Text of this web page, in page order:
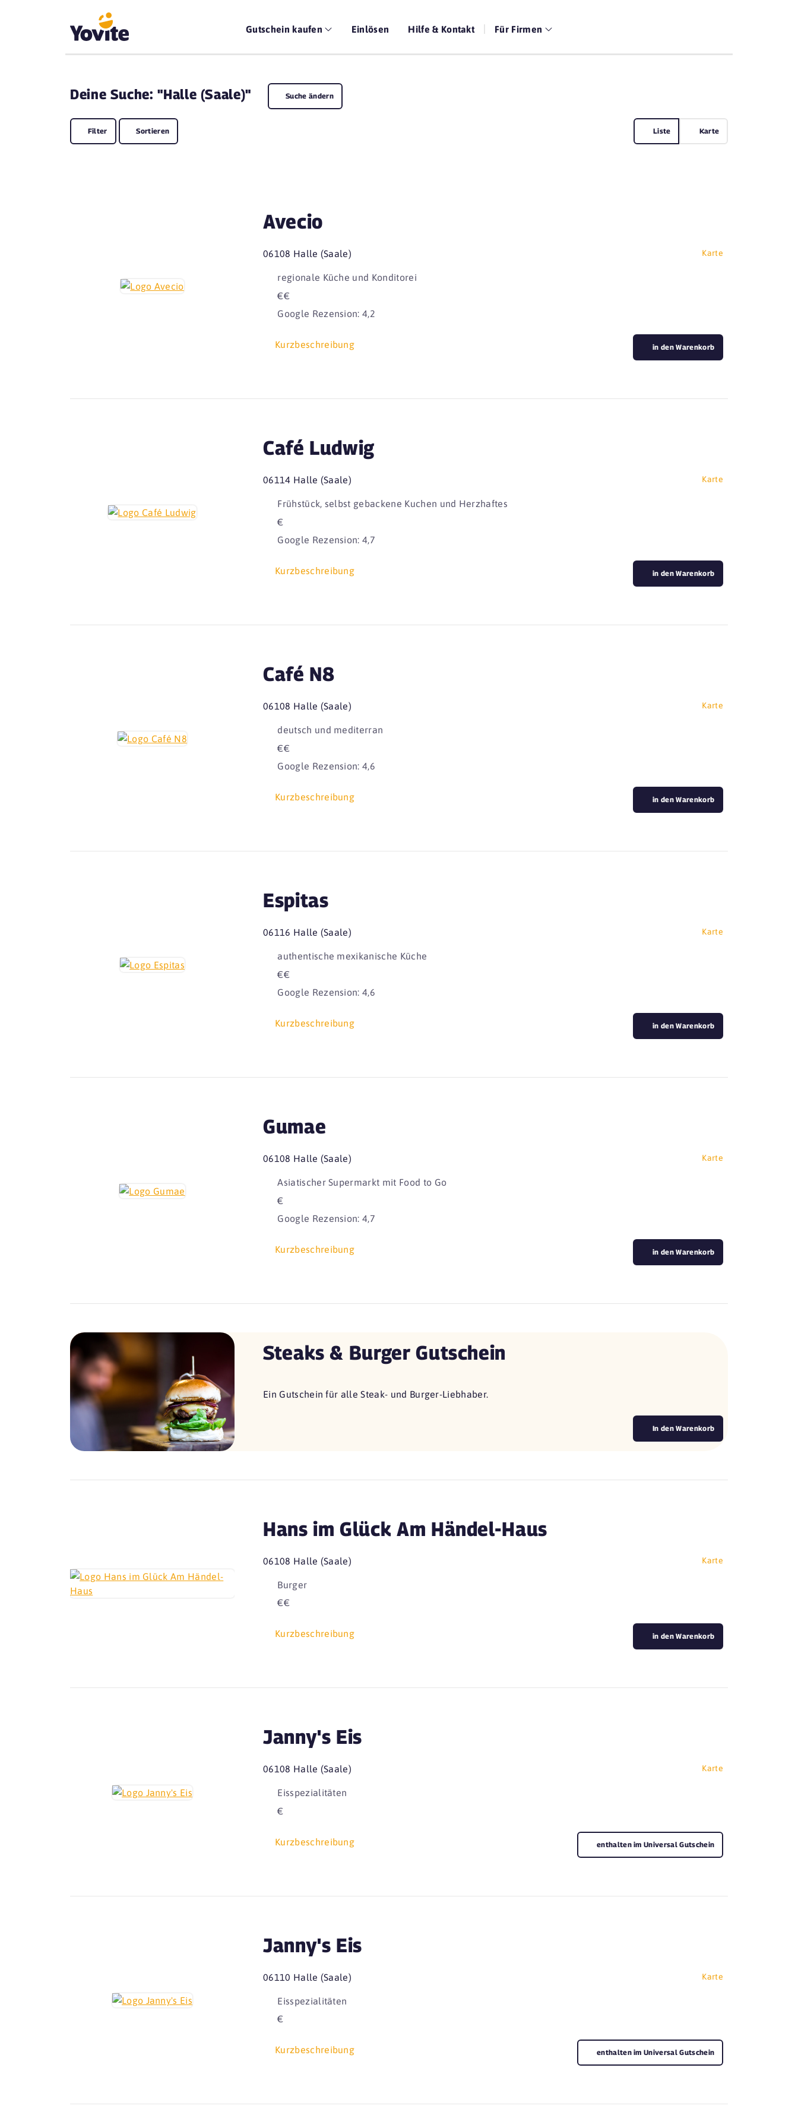
Gutschein kaufen Einlösen Hilfe & Kontakt Für Firmen
Deine Suche: "Halle (Saale)" Suche ändern
Filter Sortieren Liste Karte
Avecio
06108 Halle (Saale) Karte
regionale Küche und Konditorei
€€
Google Rezension: 4,2
Kurzbeschreibung in den Warenkorb
Café Ludwig
06114 Halle (Saale) Karte
Frühstück, selbst gebackene Kuchen und Herzhaftes
€
Google Rezension: 4,7
Kurzbeschreibung in den Warenkorb
Café N8
06108 Halle (Saale) Karte
deutsch und mediterran
€€
Google Rezension: 4,6
Kurzbeschreibung in den Warenkorb
Espitas
06116 Halle (Saale) Karte
authentische mexikanische Küche
€€
Google Rezension: 4,6
Kurzbeschreibung in den Warenkorb
Gumae
06108 Halle (Saale) Karte
Asiatischer Supermarkt mit Food to Go
€
Google Rezension: 4,7
Kurzbeschreibung in den Warenkorb
Steaks & Burger Gutschein
Ein Gutschein für alle Steak- und Burger-Liebhaber.
In den Warenkorb
Hans im Glück Am Händel-Haus
06108 Halle (Saale) Karte
Burger
€€
Kurzbeschreibung in den Warenkorb
Janny's Eis
06108 Halle (Saale) Karte
Eisspezialitäten
€
Kurzbeschreibung enthalten im Universal Gutschein
Janny's Eis
06110 Halle (Saale) Karte
Eisspezialitäten
€
Kurzbeschreibung enthalten im Universal Gutschein